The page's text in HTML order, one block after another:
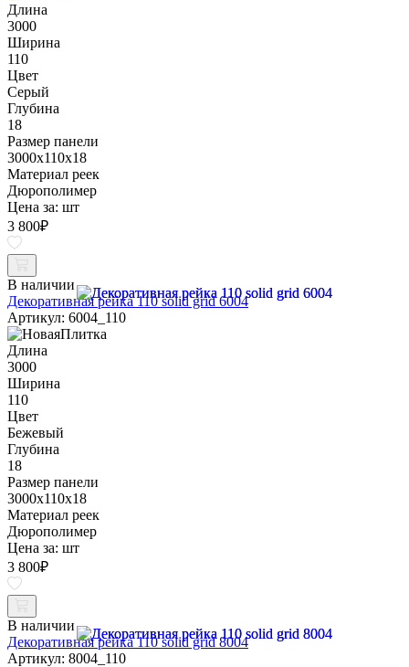
Длина
3000
Ширина
110
Цвет
Серый
Глубина
18
Размер панели
3000x110x18
Материал реек
Дюрополимер
Цена за: шт
3 800₽
В наличии
Декоративная рейка 110 solid grid 6004
Артикул: 6004_110
Длина
3000
Ширина
110
Цвет
Бежевый
Глубина
18
Размер панели
3000x110x18
Материал реек
Дюрополимер
Цена за: шт
3 800₽
В наличии
Декоративная рейка 110 solid grid 8004
Артикул: 8004_110